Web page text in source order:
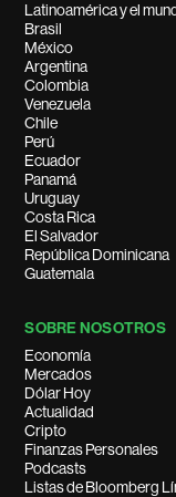
Latinoamérica y el
Brasil
México
Argentina
Colombia
Venezuela
Chile
Perú
Ecuador
Panamá
Uruguay
Costa Rica
El Salvador
República Dominicana
Guatemala
SOBRE NOSOTROS
Economía
Mercados
Dólar Hoy
Actualidad
Cripto
Finanzas Personales
Podcasts
Listas de Bloomberg